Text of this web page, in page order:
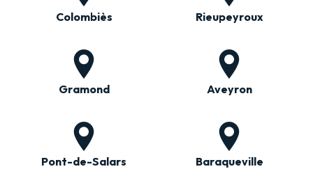
Colombiès Rieupeyroux
Gramond Aveyron
Pont-de-Salars Baraqueville